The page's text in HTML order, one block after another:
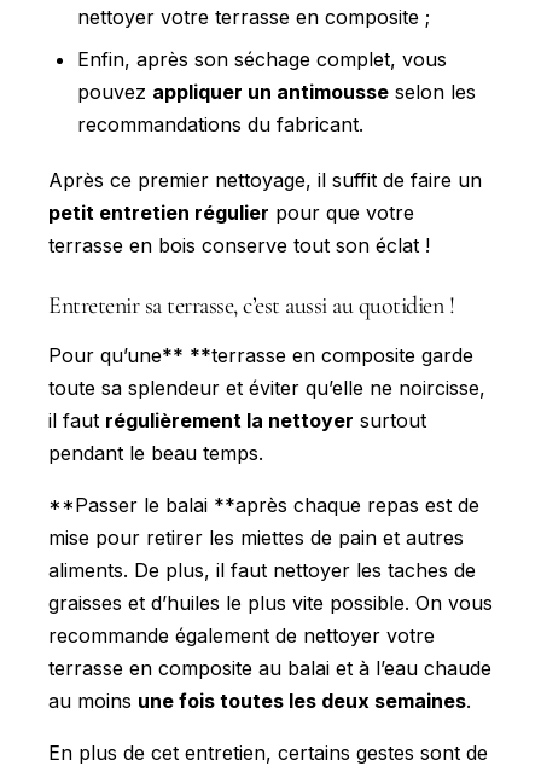
nettoyer votre terrasse en composite ;
Enfin, après son séchage complet, vous
pouvez appliquer un antimousse selon les
recommandations du fabricant.
Après ce premier nettoyage, il suffit de faire un
petit entretien régulier pour que votre
terrasse en bois conserve tout son éclat !
Entretenir sa terrasse, c’est aussi au quotidien !
Pour qu’une** **terrasse en composite garde
toute sa splendeur et éviter qu’elle ne noircisse,
il faut régulièrement la nettoyer surtout
pendant le beau temps.
**Passer le balai **après chaque repas est de
mise pour retirer les miettes de pain et autres
aliments. De plus, il faut nettoyer les taches de
graisses et d’huiles le plus vite possible. On vous
recommande également de nettoyer votre
terrasse en composite au balai et à l’eau chaude
au moins une fois toutes les deux semaines.
En plus de cet entretien, certains gestes sont de